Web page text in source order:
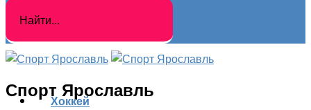
Спорт Ярославль
Хоккей